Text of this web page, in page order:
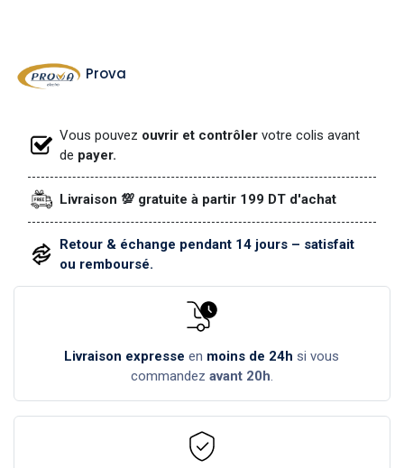
Prova
Vous pouvez ouvrir et contrôler votre colis avant
de payer.
Livraison 💯 gratuite à partir 199 DT d'achat
Retour & échange pendant 14 jours – satisfait
ou remboursé.
Livraison expresse en moins de 24h si vous
commandez avant 20h.